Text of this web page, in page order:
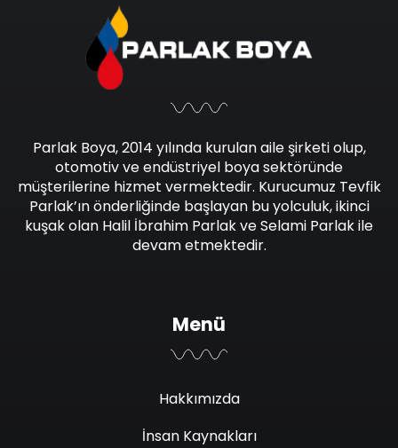
Parlak Boya, 2014 yılında kurulan aile şirketi olup,
otomotiv ve endüstriyel boya sektöründe
müşterilerine hizmet vermektedir. Kurucumuz Tevfik
Parlak’ın önderliğinde başlayan bu yolculuk, ikinci
kuşak olan Halil İbrahim Parlak ve Selami Parlak ile
devam etmektedir.
Menü
Hakkımızda
İnsan Kaynakları